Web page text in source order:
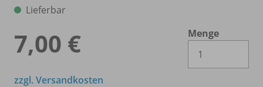
Lieferbar
7,00 €
Menge
zzgl. Versandkosten